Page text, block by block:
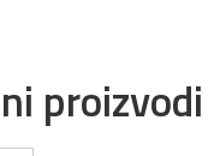
proizvodi